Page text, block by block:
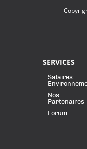
SERVICES
Salaires
Nos
Partenaires
Forum